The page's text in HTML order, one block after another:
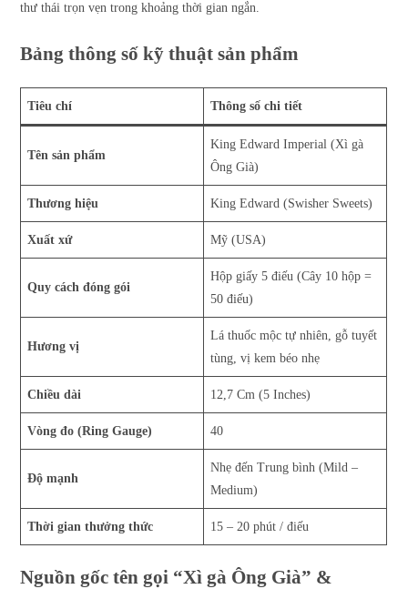
thư thái trọn vẹn trong khoảng thời gian ngắn.
Bảng thông số kỹ thuật sản phẩm
Tiêu chí Thông số chi tiết
Tên sản phẩm
King Edward Imperial (Xì gà
Ông Già)
Thương hiệu King Edward (Swisher Sweets)
Xuất xứ Mỹ (USA)
Quy cách đóng gói
Hộp giấy 5 điếu (Cây 10 hộp =
50 điếu)
Hương vị
Lá thuốc mộc tự nhiên, gỗ tuyết
tùng, vị kem béo nhẹ
Chiều dài 12,7 Cm (5 Inches)
Vòng đo (Ring Gauge) 40
Độ mạnh
Nhẹ đến Trung bình (Mild –
Medium)
Thời gian thưởng thức 15 – 20 phút / điếu
Nguồn gốc tên gọi “Xì gà Ông Già” &